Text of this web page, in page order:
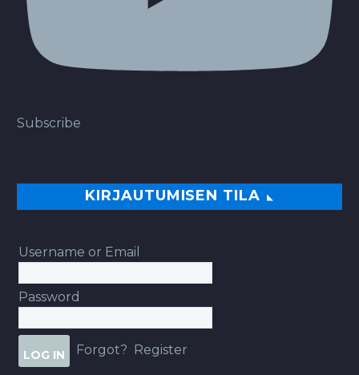
Subscribe
KIRJAUTUMISEN TILA
Username or Email
Password
Forgot? Register